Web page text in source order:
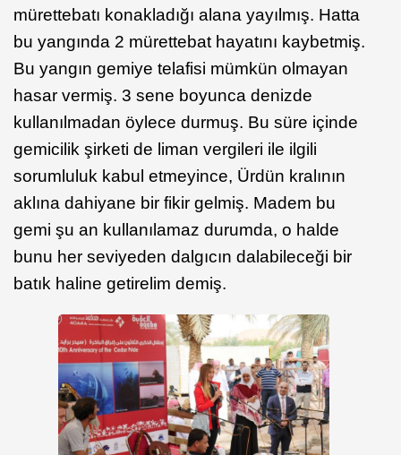
mürettebatı konakladığı alana yayılmış. Hatta
bu yangında 2 mürettebat hayatını kaybetmiş.
Bu yangın gemiye telafisi mümkün olmayan
hasar vermiş. 3 sene boyunca denizde
kullanılmadan öylece durmuş. Bu süre içinde
gemicilik şirketi de liman vergileri ile ilgili
sorumluluk kabul etmeyince, Ürdün kralının
aklına dahiyane bir fikir gelmiş. Madem bu
gemi şu an kullanılamaz durumda, o halde
bunu her seviyeden dalgıcın dalabileceği bir
batık haline getirelim demiş.